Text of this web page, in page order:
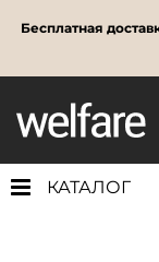
Бесплатная
КАТАЛОГ